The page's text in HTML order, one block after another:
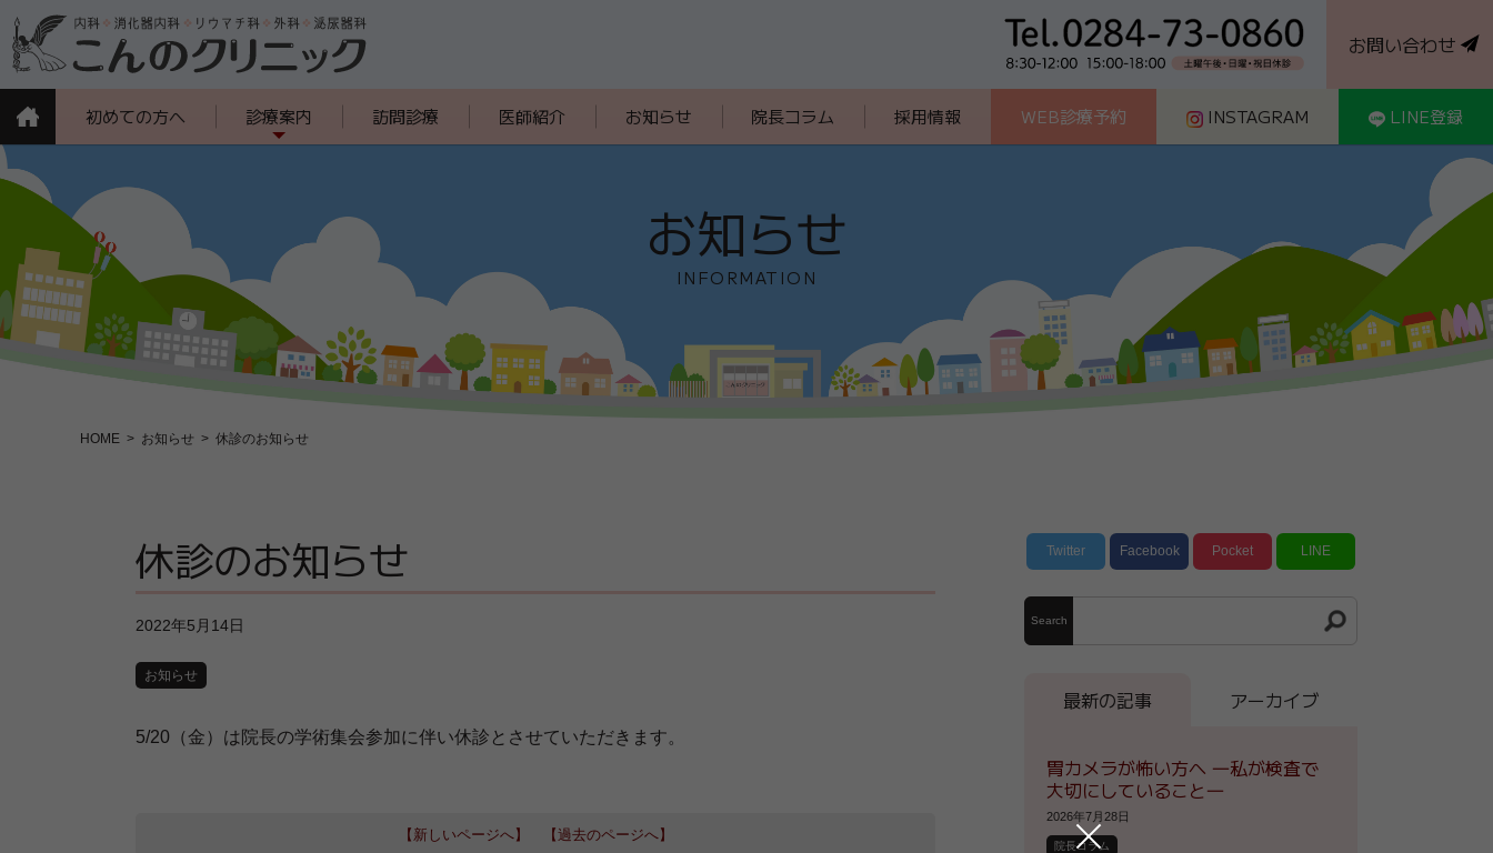
お問い合わせ
初めての方へ 診療案内 訪問診療 医師紹介 お知らせ 院長コラム 採用情報 WEB診療予約 INSTAGRAM LINE登録
お知らせ
INFORMATION
HOME お知らせ 休診のお知らせ
休診のお知らせ
2022年5月14日
お知らせ
5/20（金）は院長の学術集会参加に伴い休診とさせていただきます。
【新しいページへ】 【過去のページへ】
Twitter Facebook Pocket LINE
Search
最新の記事 アーカイブ
胃カメラが怖い方へ ―私が検査で
大切にしていること―
2026年7月28日
院長コラム